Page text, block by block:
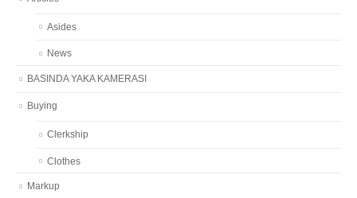
Asides
News
BASINDA YAKA KAMERASI
Buying
Clerkship
Clothes
Markup